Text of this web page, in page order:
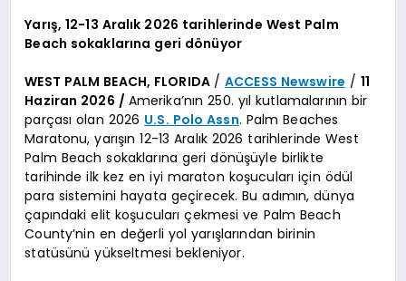
Yarış, 12-13 Aralık 2026 tarihlerinde West Palm
Beach sokaklarına geri dönüyor
WEST PALM BEACH, FLORIDA /ACCESS Newswire / 11
Haziran 2026 / Amerika’nın 250. yıl kutlamalarının bir
parçası olan 2026 U.S. Polo Assn. Palm Beaches
Maratonu, yarışın 12-13 Aralık 2026 tarihlerinde West
Palm Beach sokaklarına geri dönüşüyle birlikte
tarihinde ilk kez en iyi maraton koşucuları için ödül
para sistemini hayata geçirecek. Bu adımın, dünya
çapındaki elit koşucuları çekmesi ve Palm Beach
County’nin en değerli yol yarışlarından birinin
statüsünü yükseltmesi bekleniyor.